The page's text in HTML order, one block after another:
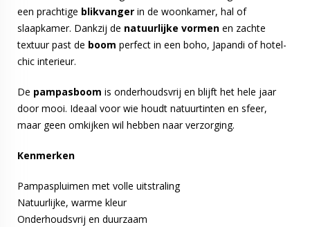
een prachtige blikvanger in de woonkamer, hal of
slaapkamer. Dankzij de natuurlijke vormen en zachte
textuur past de boom perfect in een boho, Japandi of hotel-
chic interieur.
De pampasboom is onderhoudsvrij en blijft het hele jaar
door mooi. Ideaal voor wie houdt natuurtinten en sfeer,
maar geen omkijken wil hebben naar verzorging.
Kenmerken
Pampaspluimen met volle uitstraling
Natuurlijke, warme kleur
Onderhoudsvrij en duurzaam